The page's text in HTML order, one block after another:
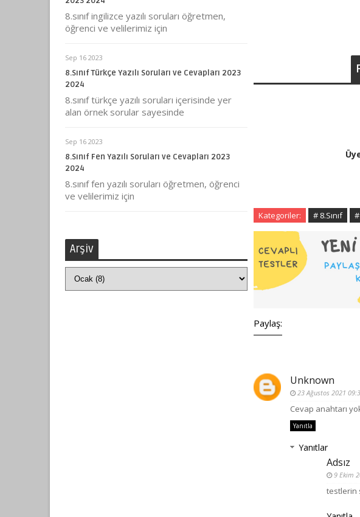
8.sınıf ingilizce yazılı soruları öğretmen,
öğrenci ve velilerimiz için
Sep 16 2023
8.Sınıf Türkçe Yazılı Soruları ve Cevapları 2023
2024
8.sınıf türkçe yazılı soruları içerisinde yer
alan örnek sorular sayesinde
Sep 16 2023
8.Sınıf Fen Yazılı Soruları ve Cevapları 2023
2024
8.sınıf fen yazılı soruları öğretmen, öğrenci
ve velilerimiz için
Arşiv
Kategoriler: # 8.Sınıf
Paylaş:
Unknown
23 Ağustos 2021
Cevap anahtarı
Yanıtla
Yanıtlar
Adsız
9 Ekim
testlerin